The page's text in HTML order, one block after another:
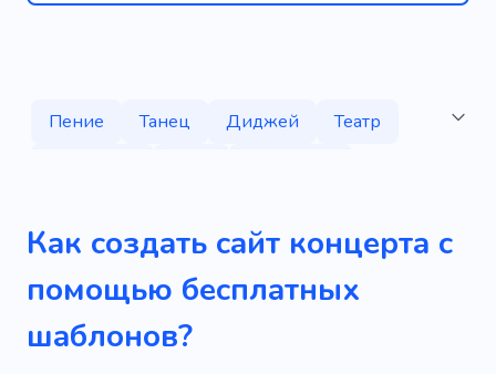
Пение Танец Диджей
Театр
Музыкальная группа
Сольфеджио
Пианино
Джаз Бить
Композитор
Музыкальная студия
Как создать сайт концерта с
помощью бесплатных
шаблонов?